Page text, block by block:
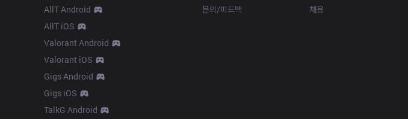
AllT Android
AllT iOS
Valorant Android
Valorant iOS
Gigs Android
Gigs iOS
TalkG Android
문의/피드백
채용